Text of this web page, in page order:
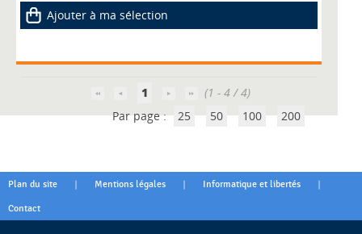
Ajouter à ma sélection
1
(1 - 4 / 4)
Par page : 25 50 100 200
Plan du site | Mentions légales | Informatique et libertés |
Contact